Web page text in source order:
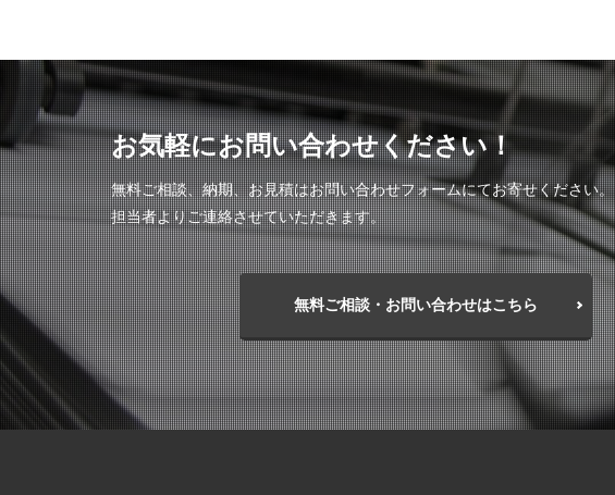
お気軽にお問い合わせください！
無料ご相談、納期、お見積はお問い合わせフォームにてお寄せください。
担当者よりご連絡させていただきます。
無料ご相談・お問い合わせはこちら